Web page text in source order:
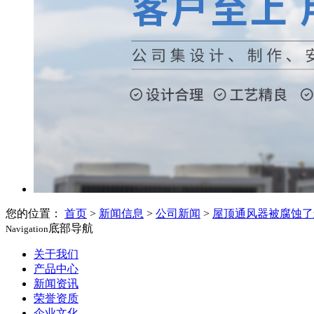
您的位置： 首页 > 新闻信息 > 公司新闻 > 屋顶通风器被腐蚀
Navigation底部导航
关于我们
产品中心
新闻资讯
荣誉资质